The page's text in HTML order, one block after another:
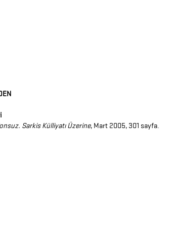
Sarkis Külliyatı Üzerine, Mart 2005, 301 sayfa.